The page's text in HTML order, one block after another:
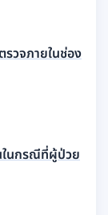
วจภายในช่อง
ในกรณีที่ผู้ป่วย